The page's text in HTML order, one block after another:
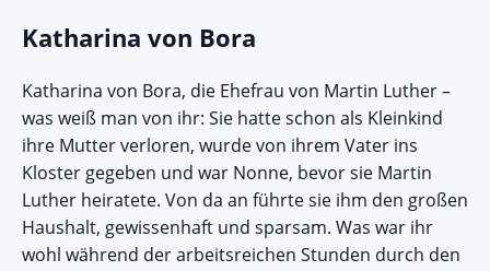
Katharina von Bora
Katharina von Bora, die Ehefrau von Martin Luther –
was weiß man von ihr: Sie hatte schon als Kleinkind
ihre Mutter verloren, wurde von ihrem Vater ins
Kloster gegeben und war Nonne, bevor sie Martin
Luther heiratete. Von da an führte sie ihm den großen
Haushalt, gewissenhaft und sparsam. Was war ihr
wohl während der arbeitsreichen Stunden durch den